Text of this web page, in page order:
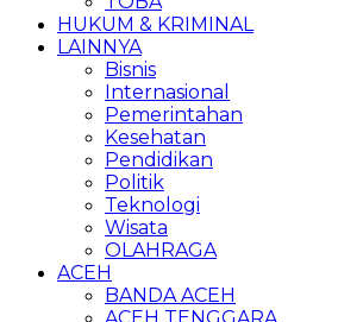
HUKUM & KRIMINAL
LAINNYA
Bisnis
Internasional
Pemerintahan
Kesehatan
Pendidikan
Politik
Teknologi
Wisata
OLAHRAGA
ACEH
BANDA ACEH